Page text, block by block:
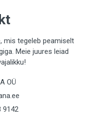
mis tegeleb peamiselt
Meie juures leiad
OÜ
9142